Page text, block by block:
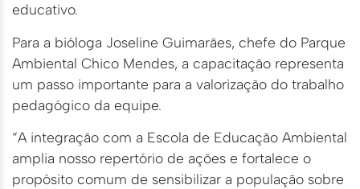
educativo.
Para a bióloga Joseline Guimarães, chefe do Parque
Ambiental Chico Mendes, a capacitação representa
um passo importante para a valorização do trabalho
pedagógico da equipe.
“A integração com a Escola de Educação Ambiental
amplia nosso repertório de ações e fortalece o
propósito comum de sensibilizar a população sobre